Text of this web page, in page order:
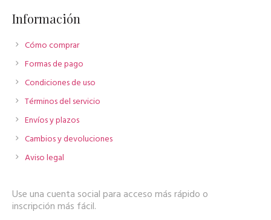
Información
Cómo comprar
Formas de pago
Condiciones de uso
Términos del servicio
Envíos y plazos
Cambios y devoluciones
Aviso legal
Use una cuenta social para acceso más rápido o
inscripción más fácil.